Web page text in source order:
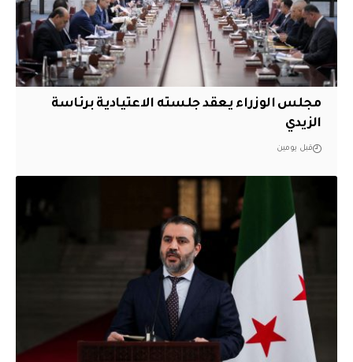
مجلس الوزراء يعقد جلسته الاعتيادية برئاسة
الزيدي
قبل يومين